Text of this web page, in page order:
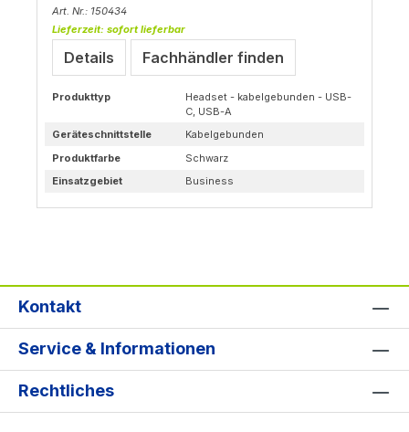
Art. Nr.: 150434
Lieferzeit: sofort lieferbar
Details Fachhändler finden
Produkttyp
Headset - kabelgebunden - USB-
C, USB-A
Geräteschnittstelle
Kabelgebunden
Produktfarbe
Schwarz
Einsatzgebiet
Business
Kontakt
Service & Informationen
Rechtliches